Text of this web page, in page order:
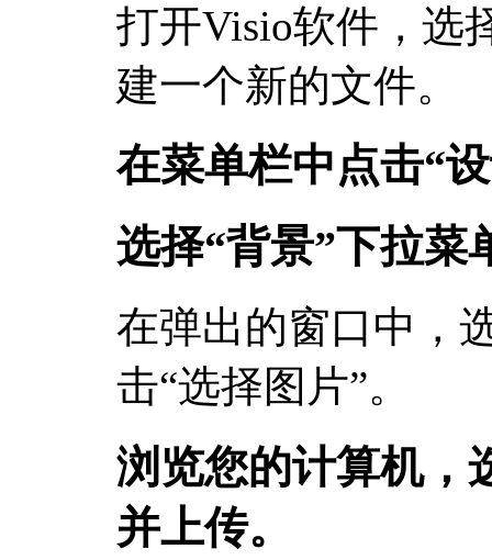
打开Visio软件，选
建一个新的文件。
在菜单栏中点击“
选择“背景”下拉菜
在弹出的窗口中，
击“选择图片”。
浏览您的计算机，
并上传。